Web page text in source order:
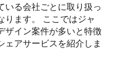
いる会社ごとに取り扱っ
ります。 ここではジャ
ザイン案件が多いと特徴
ェアサービスを紹介しま